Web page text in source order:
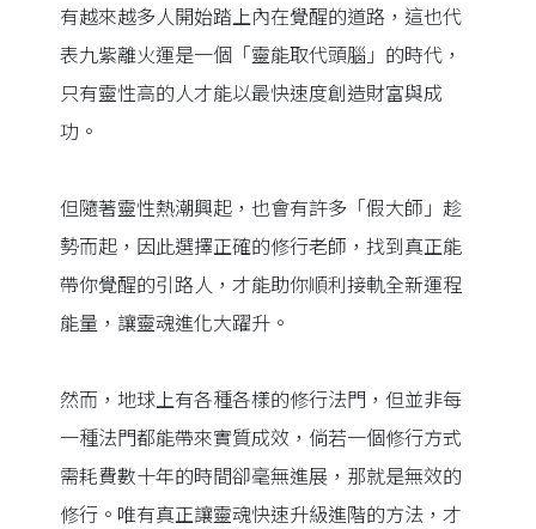
有越來越多人開始踏上內在覺醒的道路，這也代
表九紫離火運是一個「靈能取代頭腦」的時代，
只有靈性高的人才能以最快速度創造財富與成
功。
但隨著靈性熱潮興起，也會有許多「假大師」趁
勢而起，因此選擇正確的修行老師，找到真正能
帶你覺醒的引路人，才能助你順利接軌全新運程
能量，讓靈魂進化大躍升。
然而，地球上有各種各樣的修行法門，但並非每
一種法門都能帶來實質成效，倘若一個修行方式
需耗費數十年的時間卻毫無進展，那就是無效的
修行。唯有真正讓靈魂快速升級進階的方法，才